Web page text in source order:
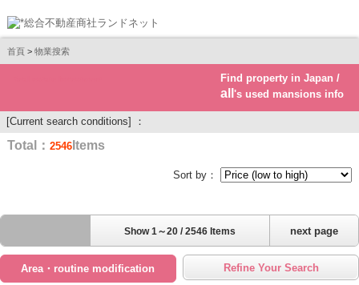
首頁 > 物業搜索
Find property in Japan /
all 's used mansions info
[Current search conditions] ：
Total： 2546Items
Sort by：
next page
Show 1～20 / 2546 Items
Area・routine modification Refine Your Search